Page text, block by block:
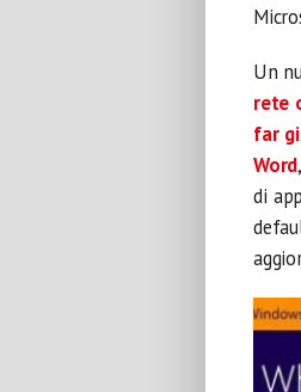
Un
rete
far
Word
di